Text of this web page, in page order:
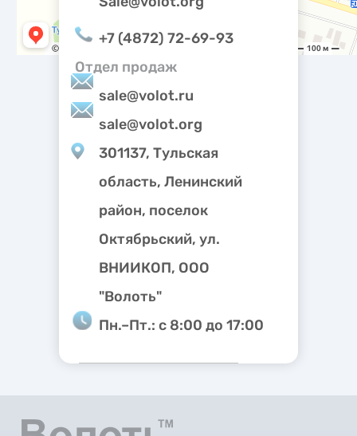
+7 (4872) 72-69-93
Отдел продаж
sale@volot.ru
sale@volot.org
301137, Тульская
область, Ленинский
район, поселок
Октябрьский, ул.
ВНИИКОП, ООО
"Волоть"
Пн.–Пт.: с 8:00 до 17:00